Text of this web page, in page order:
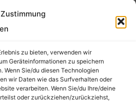
zu bieten, verwenden wir
Geräteinformationen zu speichern
Wenn Sie/du diesen Technologien
wir Daten wie das Surfverhalten oder
verarbeiten. Wenn Sie/du Ihre/deine
oder zurückziehen/zurückziehst,
Der Transkribierer